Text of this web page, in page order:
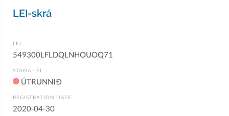
LEI-skrá
LEI
549300LFLDQLNHOUOQ71
STAÐA LEI
ÚTRUNNIÐ
REGISTRATION DATE
2020-04-30